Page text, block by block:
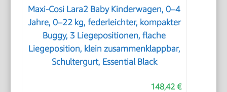
Maxi-Cosi Lara2 Baby Kinderwagen, 0–4
Jahre, 0–22 kg, federleichter, kompakter
Buggy, 3 Liegepositionen, flache
Liegeposition, klein zusammenklappbar,
Schultergurt, Essential Black
148,42 €